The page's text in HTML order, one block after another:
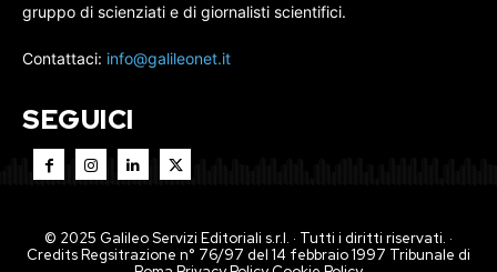
gruppo di scienziati e di giornalisti scientifici.
Contattaci: info@galileonet.it
SEGUICI
© 2025 Galileo Servizi Editoriali s.r.l. · Tutti i diritti riservati. ·
Credits Regsitrazione n° 76/97 del 14 febbraio 1997 Tribunale di